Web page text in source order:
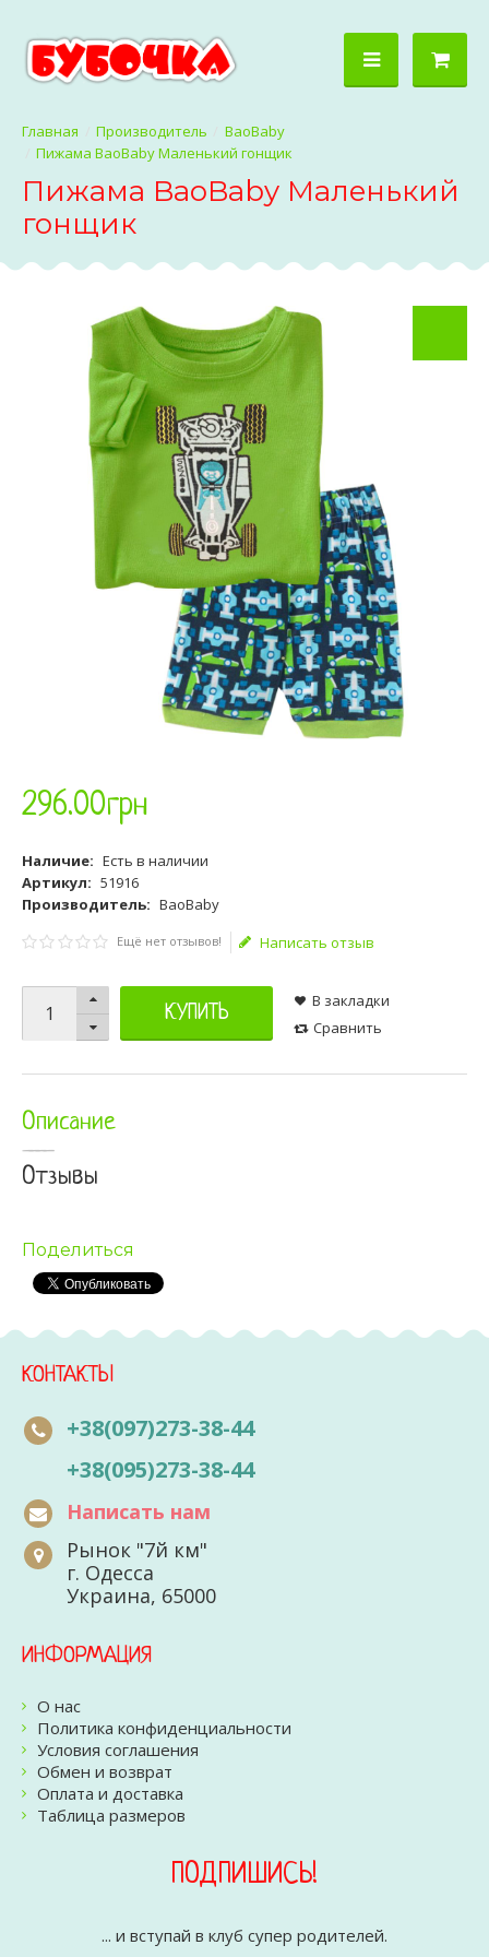
Производитель
BaoBaby
Пижама BaoBaby Маленький гонщик
Пижама BaoBaby Маленький
гонщик
296.00грн
Наличие: Есть в наличии
Артикул: 51916
Производитель: BaoBaby
Ещё нет отзывов! Написать отзыв
КУПИТЬ
В закладки
Сравнить
Описание
Отзывы
Поделиться
КОНТАКТЫ
+38(097)273-38-44
+38(095)273-38-44
Написать нам
Рынок "7й км"
г. Одесса
Украина, 65000
ИНФОРМАЦИЯ
О нас
Политика конфиденциальности
Условия соглашения
Обмен и возврат
Оплата и доставка
Таблица размеров
ПОДПИШИСЬ!
... и вступай в клуб супер родителей.